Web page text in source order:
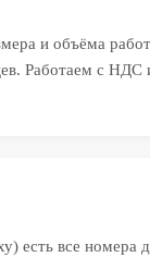
и объёма
Работаем с
есть все номера